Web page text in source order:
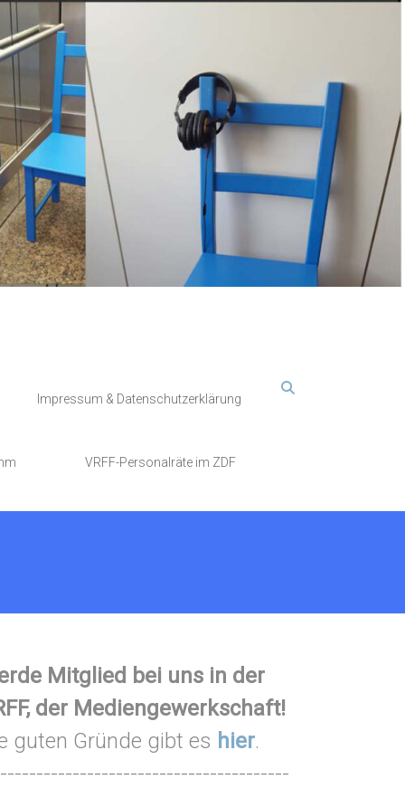
Impressum & Datenschutzerklärung
VRFF-Personalräte im ZDF
Mitglied bei uns in der
der Mediengewerkschaft!
guten Gründe gibt es hier.